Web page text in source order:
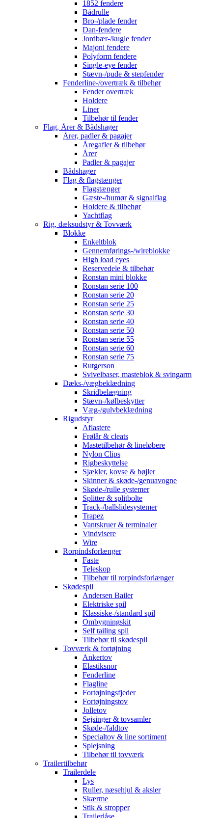
1852 fendere
Bådrulle
Bro-/plade fender
Dan-fendere
Jordbær-/kugle fender
Majoni fendere
Polyform fendere
Single-eye fender
Stævn-/pude & stepfender
Fenderline-/overtræk & tilbehør
Fender overtræk
Holdere
Liner
Tilbehør til fender
Flag, Årer & Bådshager
Årer, padler & pagajer
Åregafler & tilbehør
Årer
Padler & pagajer
Bådshager
Flag & flagstænger
Flagstænger
Gæste-/humør & signalflag
Holdere & tilbehør
Yachtflag
Rig, dæksudstyr & Tovværk
Blokke
Enkeltblok
Gennemførings-/wireblokke
High load eyes
Reservedele & tilbehør
Ronstan mini blokke
Ronstan serie 100
Ronstan serie 20
Ronstan serie 25
Ronstan serie 30
Ronstan serie 40
Ronstan serie 50
Ronstan serie 55
Ronstan serie 60
Ronstan serie 75
Rutgerson
Svivelbaser, masteblok & svingarm
Dæks-/vægbeklædning
Skridbelægning
Stævn-/kølbeskytter
Væg-/gulvbeklædning
Rigudstyr
Aflastere
Frølår & cleats
Mastetilbehør & lineløbere
Nylon Clips
Rigbeskyttelse
Sjækler, kovse & bøjler
Skinner & skøde-/genuavogne
Skøde-/rulle systemer
Splitter & splitbolte
Track-/ballslidesystemer
Trapez
Vantskruer & terminaler
Vindvisere
Wire
Rorpindsforlænger
Faste
Teleskop
Tilbehør til rorpindsforlænger
Skødespil
Andersen Bailer
Elektriske spil
Klassiske-/standard spil
Ombygningskit
Self tailing spil
Tilbehør til skødespil
Tovværk & fortøjning
Ankertov
Elastiksnor
Fenderline
Flagline
Fortøjningsfjeder
Fortøjningstov
Jolletov
Sejsinger & tovsamler
Skøde-/faldtov
Specialtov & line sortiment
Splejsning
Tilbehør til tovværk
Trailertilbehør
Trailerdele
Lys
Ruller, næsehjul & aksler
Skærme
Stik & stropper